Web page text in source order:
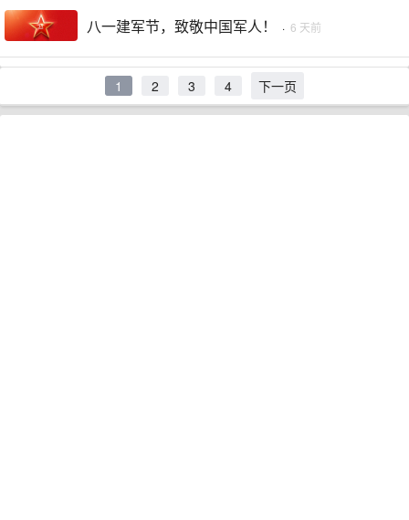
八一建军节，致敬中国军人！ · 6 天前
1 2 3 4 下一页